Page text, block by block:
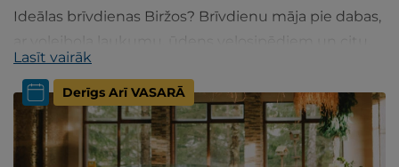
Ideālas brīvdienas Biržos? Brīvdienu māja pie dabas,
Apskatiet piedāvājumu un izvēlieties!
Lasīt vairāk
Derīgs Arī VASARĀ